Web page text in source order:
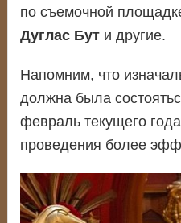
по съемочной
Дуглас Бути другие.
Напомним, что
должна была
февраль текущего
проведения более